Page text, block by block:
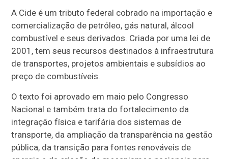
A Cide é um tributo federal cobrado na importação e
comercialização de petróleo, gás natural, álcool
combustível e seus derivados. Criada por uma lei de
2001, tem seus recursos destinados à infraestrutura
de transportes, projetos ambientais e subsídios ao
preço de combustíveis.
O texto foi aprovado em maio pelo Congresso
Nacional e também trata do fortalecimento da
integração física e tarifária dos sistemas de
transporte, da ampliação da transparência na gestão
pública, da transição para fontes renováveis de